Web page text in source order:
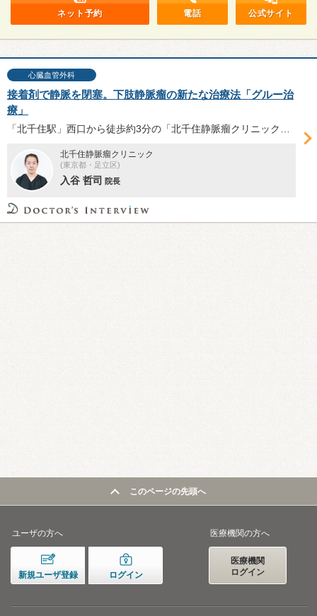
ネット予約 電話 公式サイト
心臓血管外科
接着剤で静脈を閉塞。下肢静脈瘤の新たな治療法「グルー治
療」
北千住静脈瘤クリニック
(東京都・足立区)
入谷 哲司 院長
このページの先頭へ
ユーザの方へ
新規ユーザ登録 ログイン
医療機関の方へ
医療機関
ログイン